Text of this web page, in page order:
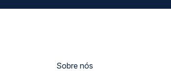
Sobre nós